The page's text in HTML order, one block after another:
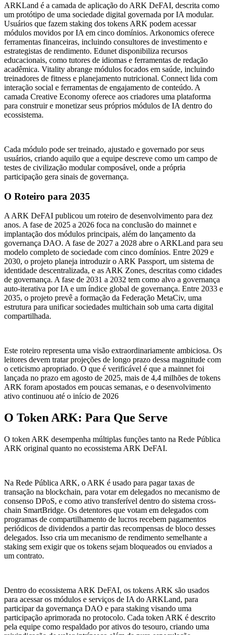
ARKLand é a camada de aplicação do ARK DeFAI, descrita como
um protótipo de uma sociedade digital governada por IA modular.
Usuários que fazem staking dos tokens ARK podem acessar
módulos movidos por IA em cinco domínios. Arkonomics oferece
ferramentas financeiras, incluindo consultores de investimento e
estrategistas de rendimento. Edunet disponibiliza recursos
educacionais, como tutores de idiomas e ferramentas de redação
acadêmica. Vitality abrange módulos focados em saúde, incluindo
treinadores de fitness e planejamento nutricional. Connect lida com
interação social e ferramentas de engajamento de conteúdo. A
camada Creative Economy oferece aos criadores uma plataforma
para construir e monetizar seus próprios módulos de IA dentro do
ecossistema.
Cada módulo pode ser treinado, ajustado e governado por seus
usuários, criando aquilo que a equipe descreve como um campo de
testes de civilização modular composável, onde a própria
participação gera sinais de governança.
O Roteiro para 2035
A ARK DeFAI publicou um roteiro de desenvolvimento para dez
anos. A fase de 2025 a 2026 foca na conclusão do mainnet e
implantação dos módulos principais, além do lançamento da
governança DAO. A fase de 2027 a 2028 abre o ARKLand para seu
modelo completo de sociedade com cinco domínios. Entre 2029 e
2030, o projeto planeja introduzir o ARK Passport, um sistema de
identidade descentralizada, e as ARK Zones, descritas como cidades
de governança. A fase de 2031 a 2032 tem como alvo a governança
auto-iterativa por IA e um índice global de governança. Entre 2033 e
2035, o projeto prevê a formação da Federação MetaCiv, uma
estrutura para unificar sociedades multichain sob uma carta digital
compartilhada.
Este roteiro representa uma visão extraordinariamente ambiciosa. Os
leitores devem tratar projeções de longo prazo dessa magnitude com
o ceticismo apropriado. O que é verificável é que a mainnet foi
lançada no prazo em agosto de 2025, mais de 4,4 milhões de tokens
ARK foram apostados em poucas semanas, e o desenvolvimento
ativo continuou até o início de 2026
O Token ARK: Para Que Serve
O token ARK desempenha múltiplas funções tanto na Rede Pública
ARK original quanto no ecossistema ARK DeFAI.
Na Rede Pública ARK, o ARK é usado para pagar taxas de
transação na blockchain, para votar em delegados no mecanismo de
consenso DPoS, e como ativo transferível dentro do sistema cross-
chain SmartBridge. Os detentores que votam em delegados com
programas de compartilhamento de lucros recebem pagamentos
periódicos de dividendos a partir das recompensas de bloco desses
delegados. Isso cria um mecanismo de rendimento semelhante a
staking sem exigir que os tokens sejam bloqueados ou enviados a
um contrato.
Dentro do ecossistema ARK DeFAI, os tokens ARK são usados
para acessar os módulos e serviços de IA do ARKLand, para
participar da governança DAO e para staking visando uma
participação aprimorada no protocolo. Cada token ARK é descrito
pela equipe como respaldado por ativos do tesouro, criando uma